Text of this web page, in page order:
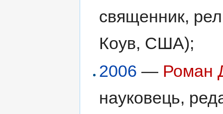
священник,
Коув, США);
2006 — Роман
науковець,